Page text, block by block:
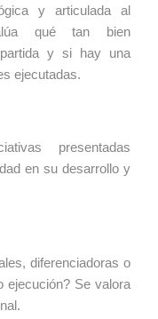
y articulada al
qué tan bien
y si hay una
ejecutadas.
presentadas
en su desarrollo y
diferenciadoras o
ejecución? Se valora